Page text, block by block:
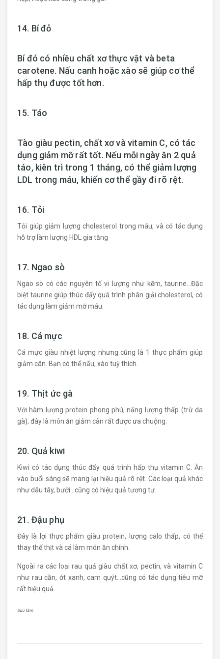
14. Bí đỏ
Bí đó có nhiều chất xơ thực vật và beta
carotene. Nấu canh hoặc xào sẽ giúp cơ thể
hấp thụ được tốt hơn.
15. Táo
Tào giàu pectin, chất xơ và vitamin C, có tác
dụng giảm mỡ rất tốt. Nếu mỗi ngày ăn 2 quả
táo, kiên trì trong 1 tháng, có thể giảm lượng
LDL trong máu, khiến cơ thể gầy đi rõ rệt.
16. Tỏi
Tỏi giúp giảm lượng cholesterol trong máu, và có tác dụng
hỗ trợ làm lượng HDL gia tăng
17. Ngao sò
Ngao sò có các nguyên tố vi lượng như kẽm, taurine…Đặc
biệt taurine giúp thúc đẩy quá trình phân giải cholesterol, có
tác dụng làm giảm mỡ máu.
18. Cá mực
Cá mực giàu nhiệt lượng nhưng cũng là 1 thực phẩm giúp
giảm cân. Bạn có thể nấu, xào tuỳ thích.
19. Thịt ức gà
Với hàm lượng protein phong phú, năng lượng thấp (trừ da
gà), đây là món ăn giảm cân rất được ưa chuộng.
20. Quả kiwi
Kiwi có tác dụng thúc đẩy quá trình hấp thụ vitamin C. Ăn
vào buổi sáng sẽ mang lại hiệu quả rõ rệt. Các loại quả khác
như dâu tây, bưởi…cũng có hiệu quả tương tự.
21. Đậu phụ
Đây là lợi thực phẩm giàu protein, lượng calo thấp, có thể
thay thế thịt và cá làm món ăn chính.
Ngoài ra các loại rau quả giàu chất xơ, pectin, và vitamin C
như rau cần, ớt xanh, cam quýt…cũng có tác dụng tiêu mỡ
rất hiệu quả.
Sưu tầm